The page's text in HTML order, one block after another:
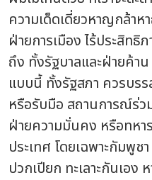
ความเด็ดเดี่ยวหาญกล้า
ฝ่ายการเมือง ไร้ประสิท
ถึง ทั้งรัฐบาลและฝ่ายค้า
แบบนี้ ทั้งรัฐสภา ควรบ
หรือรับมือ สถานการณ์ร่ว
ฝ่ายความมั่นคง หรือทหา
ประเทศ โดยเฉพาะกัมพูช
ปวกเปียก ทะเลาะกันเอง